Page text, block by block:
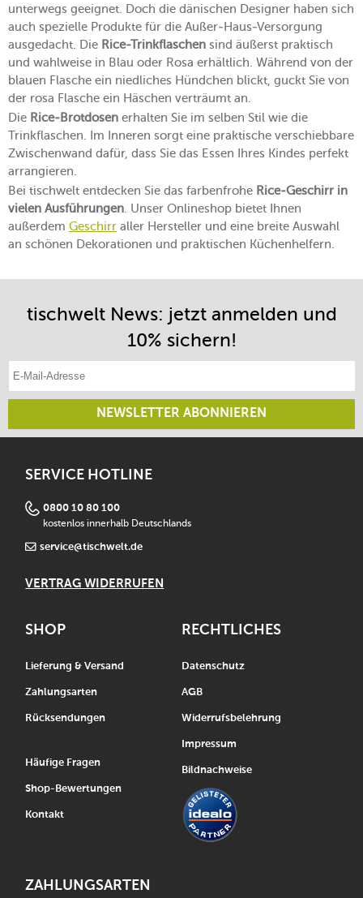
unterwegs geeignet. Doch die dänischen Designer haben sich
auch spezielle Produkte für die Außer-Haus-Versorgung
ausgedacht. Die Rice-Trinkflaschen sind äußerst praktisch
und wahlweise in Blau oder Rosa erhältlich. Während von der
blauen Flasche ein niedliches Hündchen blickt, guckt Sie von
der rosa Flasche ein Häschen verträumt an.
Die Rice-Brotdosen erhalten Sie im selben Stil wie die
Trinkflaschen. Im Inneren sorgt eine praktische verschiebbare
Zwischenwand dafür, dass Sie das Essen Ihres Kindes perfekt
arrangieren.
Bei tischwelt entdecken Sie das farbenfrohe Rice-Geschirr in
vielen Ausführungen. Unser Onlineshop bietet Ihnen
außerdem Geschirr aller Hersteller und eine breite Auswahl
an schönen Dekorationen und praktischen Küchenhelfern.
tischwelt News: jetzt anmelden und
10% sichern!
E-Mail-Adresse eintragen
NEWSLETTER ABONNIEREN
SERVICE HOTLINE
0800 10 80 100
kostenlos innerhalb Deutschlands
service@tischwelt.de
VERTRAG WIDERRUFEN
SHOP
Lieferung & Versand
Zahlungsarten
Rücksendungen
Häufige Fragen
Shop-Bewertungen
Kontakt
RECHTLICHES
Datenschutz
AGB
Widerrufsbelehrung
Impressum
Bildnachweise
ZAHLUNGSARTEN